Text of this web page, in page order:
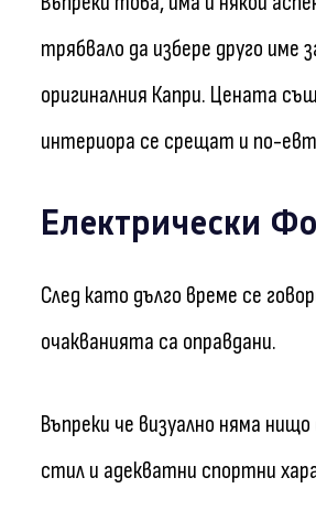
трябвало да избере друго име
оригиналния Капри. Цената
интериора се срещат и по-
Електрически
След като дълго време се
очакванията са оправдани.
Въпреки че визуално няма
стил и адекватни спортни